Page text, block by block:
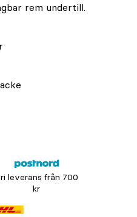
rem undertill.
leverans från 700
kr